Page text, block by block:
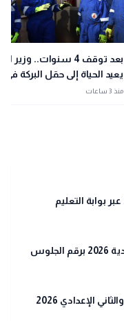
بعد توقف 4 سنوات.. وزير
يعيد الحياة إلى حقل البركة في
أسوان
منذ 3 ساعات
رابط نتيجة الشهادة الإعدادية 2026 عبر بوابة التعليم
تالتة إعدادي.. نتيجة الشهادة الإعدادية 2026 برقم الجلوس
برقم الجلوس.. نتيجة الصفين الأول والثاني الإعدادي 2026